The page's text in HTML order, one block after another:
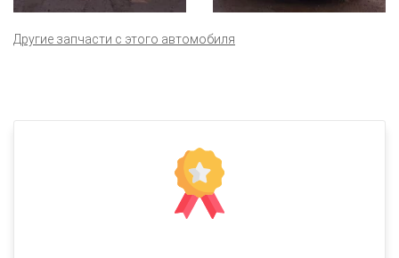
Другие запчасти с этого автомобиля